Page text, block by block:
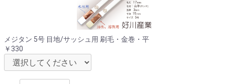
メジタン 5号 目地/サッシュ用 刷毛・金巻・平
￥330